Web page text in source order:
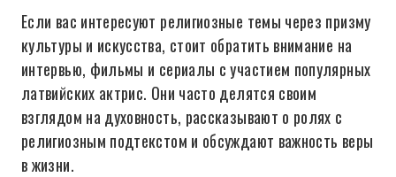
Если вас интересуют религиозные темы через призму
культуры и искусства, стоит обратить внимание на
интервью, фильмы и сериалы с участием популярных
латвийских актрис. Они часто делятся своим
взглядом на духовность, рассказывают о ролях с
религиозным подтекстом и обсуждают важность веры
в жизни.